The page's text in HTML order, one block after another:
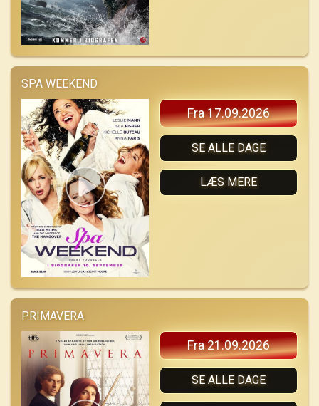
SPA WEEKEND
Fra 17.09.2026
SE ALLE DAGE
LÆS MERE
PRIMAVERA
Fra 21.09.2026
SE ALLE DAGE